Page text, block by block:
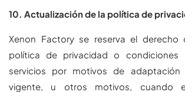
10. Actualización de la política de
Xenon Factory se reserva el derecho
política de privacidad o
servicios por motivos de adaptación
vigente, u otros motivos, cuando